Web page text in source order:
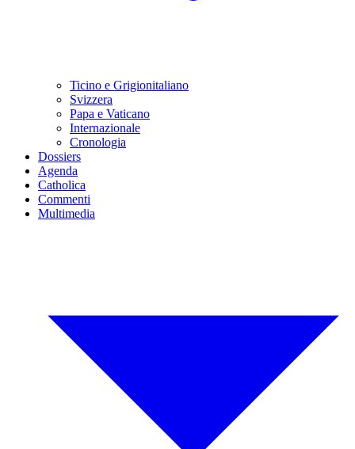
Ticino e Grigionitaliano
Svizzera
Papa e Vaticano
Internazionale
Cronologia
Dossiers
Agenda
Catholica
Commenti
Multimedia